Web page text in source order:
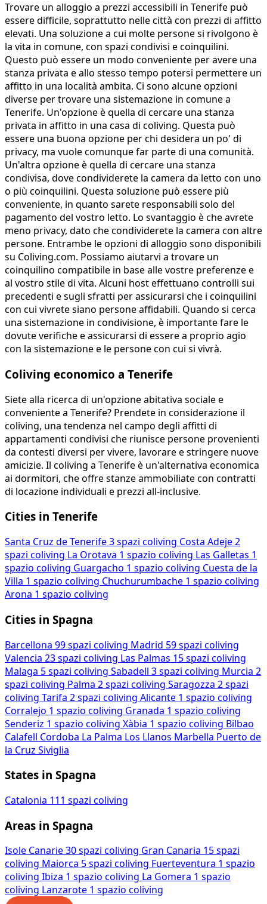
Trovare un alloggio a prezzi accessibili in Tenerife può
essere difficile, soprattutto nelle città con prezzi di affitto
elevati. Una soluzione a cui molte persone si rivolgono è
la vita in comune, con spazi condivisi e coinquilini.
Questo può essere un modo conveniente per avere una
stanza privata e allo stesso tempo potersi permettere un
affitto in una località ambita. Ci sono alcune opzioni
diverse per trovare una sistemazione in comune a
Tenerife. Un'opzione è quella di cercare una stanza
privata in affitto in una casa di coliving. Questa può
essere una buona opzione per chi desidera un po' di
privacy, ma vuole comunque far parte di una comunità.
Un'altra opzione è quella di cercare una stanza
condivisa, dove condividerete la camera da letto con uno
o più coinquilini. Questa soluzione può essere più
conveniente, in quanto sarete responsabili solo del
pagamento del vostro letto. Lo svantaggio è che avrete
meno privacy, dato che condividerete la camera con altre
persone. Entrambe le opzioni di alloggio sono disponibili
su Coliving.com. Possiamo aiutarvi a trovare un
coinquilino compatibile in base alle vostre preferenze e
al vostro stile di vita. Alcuni host effettuano controlli sui
precedenti e sugli sfratti per assicurarsi che i coinquilini
con cui vivrete siano persone affidabili. Quando si cerca
una sistemazione in condivisione, è importante fare le
dovute verifiche e assicurarsi di essere a proprio agio
con la sistemazione e le persone con cui si vivrà.
Coliving economico a Tenerife
Siete alla ricerca di un'opzione abitativa sociale e
conveniente a Tenerife? Prendete in considerazione il
coliving, una tendenza nel campo degli affitti di
appartamenti condivisi che riunisce persone provenienti
da contesti diversi per vivere, lavorare e stringere nuove
amicizie. Il coliving a Tenerife è un'alternativa economica
ai dormitori, che offre stanze ammobiliate con contratti
di locazione individuali e prezzi all-inclusive.
Cities in Tenerife
Santa Cruz de Tenerife3 spazi coliving Costa Adeje2
spazi coliving La Orotava 1 spazio coliving Las Galletas 1
spazio coliving Guargacho 1 spazio coliving Cuesta de la
Villa 1 spazio coliving Chuchurumbache 1 spazio coliving
Arona 1 spazio coliving
Cities in Spagna
Barcellona 99 spazi coliving Madrid 59 spazi coliving
Valencia 23 spazi coliving Las Palmas 15 spazi coliving
Malaga 5 spazi coliving Sabadell 3 spazi coliving Murcia 2
spazi coliving Palma 2 spazi coliving Saragozza 2 spazi
coliving Tarifa 2 spazi coliving Alicante 1 spazio coliving
Corralejo 1 spazio coliving Granada 1 spazio coliving
Senderiz 1 spazio coliving Xàbia 1 spazio coliving Bilbao
Calafell Cordoba La Palma Los Llanos Marbella Puerto de
la Cruz Siviglia
States in Spagna
Catalonia 111 spazi coliving
Areas in Spagna
Isole Canarie30 spazi coliving Gran Canaria 15 spazi
coliving Maiorca 5 spazi coliving Fuerteventura 1 spazio
coliving Ibiza 1 spazio coliving La Gomera 1 spazio
coliving Lanzarote 1 spazio coliving